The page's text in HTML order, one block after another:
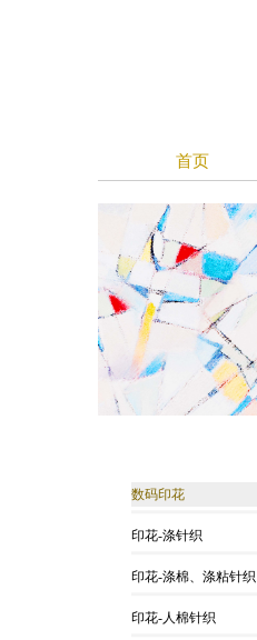
首页
数码印花
印花-涤针织
印花-涤棉、涤粘针织
印花-人棉针织